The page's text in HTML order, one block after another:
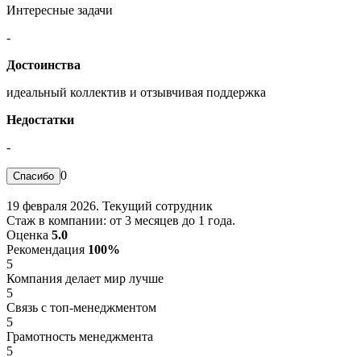
Интересные задачи
-
Достоинства
идеальный коллектив и отзывчивая поддержка
Недостатки
-
0
19 февраля 2026. Текущий сотрудник
Стаж в компании: от 3 месяцев до 1 года.
Оценка 5.0
Рекомендация 100%
5
Компания делает мир лучше
5
Связь с топ-менеджментом
5
Грамотность менеджмента
5